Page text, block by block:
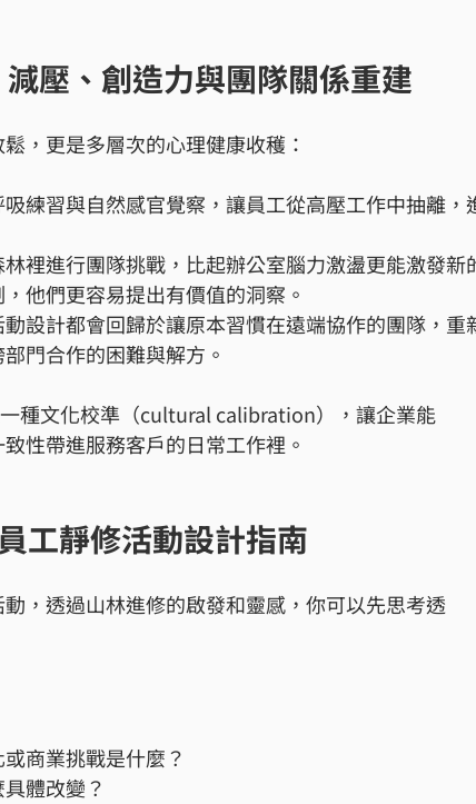
壓、創造力與團隊關係重建
，更是多層次的心理健康收穫：
練習與自然感官覺察，讓員工從高壓工作中抽離，
裡進行團隊挑戰，比起辦公室腦力激盪更能激發新
他們更容易提出有價值的洞察。
設計都會回歸於讓原本習慣在遠端協作的團隊，重
門合作的困難與解方。
種文化校準（cultural calibration），讓企業能
性帶進服務客戶的日常工作裡。
工靜修活動設計指南
，透過山林進修的啟發和靈感，你可以先思考透
商業挑戰是什麼？
體改變？